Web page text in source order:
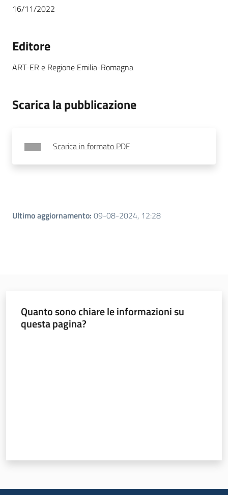
16/11/2022
Editore
ART-ER e Regione Emilia-Romagna
Scarica la pubblicazione
Scarica in formato PDF
Ultimo aggiornamento: 09-08-2024, 12:28
Quanto sono chiare le informazioni su
questa pagina?